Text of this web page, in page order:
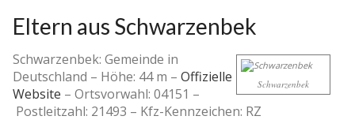
Eltern aus Schwarzenbek
Schwarzenbek
Schwarzenbek: Gemeinde in
Deutschland – Höhe: 44 m – Offizielle
Website – Ortsvorwahl: 04151 –
Postleitzahl: 21493 – Kfz-Kennzeichen: RZ